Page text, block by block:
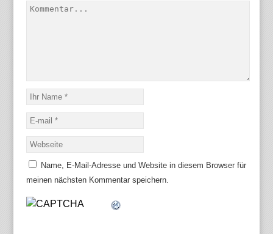
Name, E-Mail-Adresse und Website in diesem Browser für
meinen nächsten Kommentar speichern.